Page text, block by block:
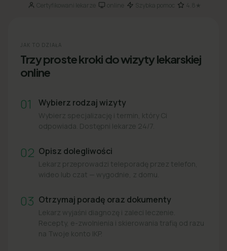
Certyfikowani lekarze· online· Szybka pomoc 4.8★
JAK TO DZIAŁA
Trzy proste kroki do wizyty lekarskiej
online
01 Wybierz rodzaj wizyty
Wybierz specjalizację i termin, który Ci
odpowiada. Dostępni lekarze 24/7.
02 Opisz dolegliwości
Lekarz przeprowadzi teleporadę przez telefon,
wideo lub czat — wygodnie, z domu.
03 Otrzymaj poradę oraz dokumenty
Lekarz wyjaśni diagnozę i zaleci leczenie.
Recepty, e-zwolnienia i skierowania trafią od razu
na Twoje konto IKP.